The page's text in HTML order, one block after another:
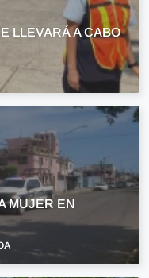
LLEVARÁ A CABO
MUJER EN